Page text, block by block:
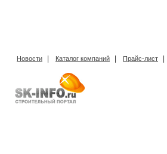
Новости | Каталог компаний | Прайс-лист |